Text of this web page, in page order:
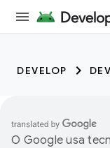
DEVELOP
O Google usa